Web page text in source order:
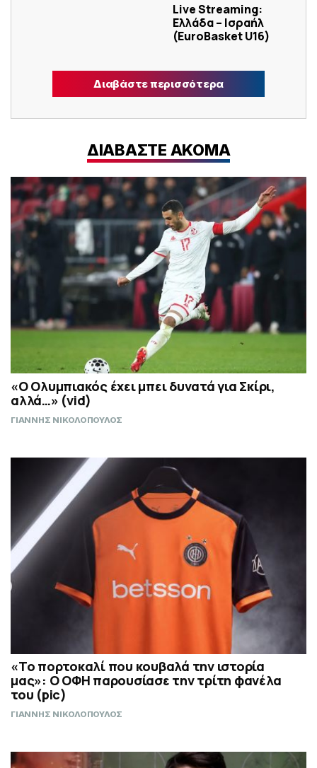
Live Streaming:
Ελλάδα – Ισραήλ
(ΕuroBasket U16)
Διαβάστε περισσότερα
ΔΙΑΒΑΣΤΕ ΑΚΟΜΑ
«Ο Ολυμπιακός έχει μπει δυνατά για Σκίρι,
αλλά…» (vid)
ΓΙΑΝΝΗΣ ΝΙΚΟΛΟΠΟΥΛΟΣ
«Το πορτοκαλί που κουβαλά την ιστορία
μας»: Ο ΟΦΗ παρουσίασε την τρίτη φανέλα
του (pic)
ΓΙΑΝΝΗΣ ΝΙΚΟΛΟΠΟΥΛΟΣ